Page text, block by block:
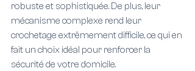
robuste et sophistiquée. De plus, leur
mécanisme complexe rend leur
crochetage extrêmement difficile, ce qui en
fait un choix idéal pour renforcer la
sécurité de votre domicile.